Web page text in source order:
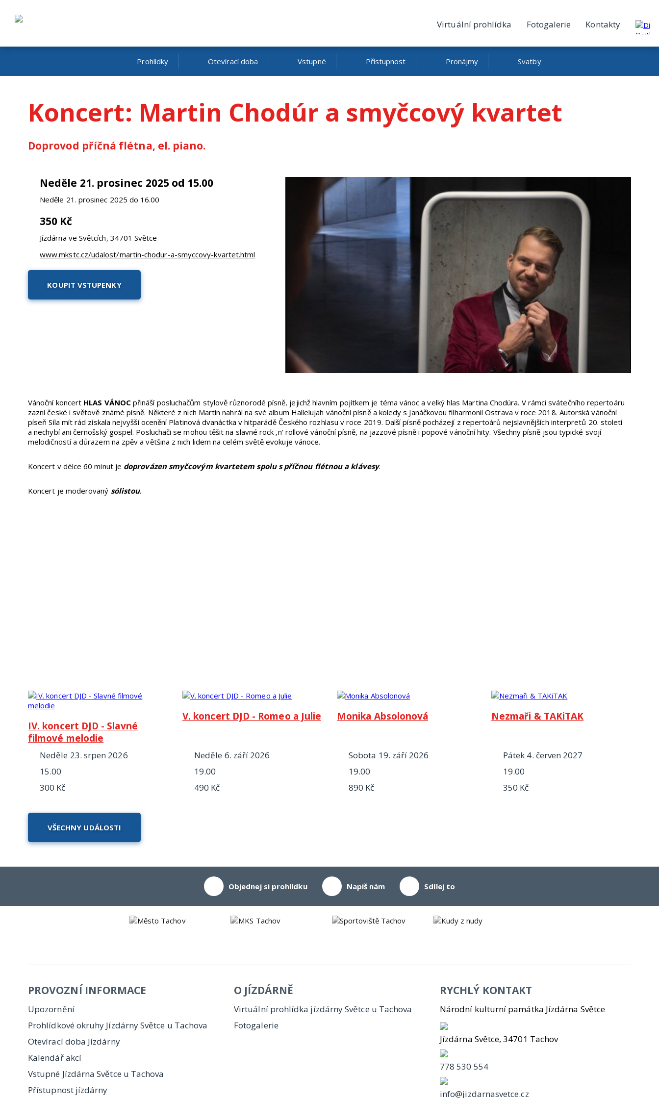
Virtuální prohlídka Fotogalerie Kontakty
Prohlídky Otevírací doba Vstupné Přístupnost Pronájmy Svatby
Koncert: Martin Chodúr a smyčcový kvartet
Doprovod příčná flétna, el. piano.
neděle 21. prosinec 2025 od 15.00
neděle 21. prosinec 2025 do 16.00
350 Kč
Jízdárna ve Světcích, 34701Světce
www.mkstc.cz/udalost/martin-chodur-a-smyccovy-kvartet.html
KOUPIT VSTUPENKY
Vánoční koncert HLAS VÁNOCpřináší posluchačům stylově různorodé písně, jejichž hlavním pojítkem je téma vánoc a velký hlas Martina Chodúra. V rámci svátečního repertoáru
zazní české i světově známé písně. Některé z nich Martin nahrál na své album Hallelujah vánoční písně a koledy s Janáčkovou filharmonií Ostrava v roce 2018. Autorská vánoční
píseň Síla mít rád získala nejvyšší ocenění Platinová dvanáctka v hitparádě Českého rozhlasu v roce 2019. Další písně pocházejí z repertoárů nejslavnějších interpretů 20. století
a nechybí ani černošský gospel. Posluchači se mohou těšit na slavné rock ‚n‘ rollové vánoční písně, na jazzové písně i popové vánoční hity. Všechny písně jsou typické svojí
melodičností a důrazem na zpěv a většina z nich lidem na celém světě evokuje vánoce.
Koncert v délce 60 minut je doprovázen smyčcovým kvartetem spolu s příčnou flétnou a klávesy.
Koncert je moderovaný sólistou.
IV. koncert DJD - Slavné
filmové melodie
neděle 23. srpen 2026
15.00
300 Kč
V. koncert DJD - Romeo a Julie
neděle 6. září 2026
19.00
490 Kč
Monika Absolonová
sobota 19. září 2026
19.00
890 Kč
Nezmaři & TAKiTAK
pátek 4. červen 2027
19.00
350 Kč
VŠECHNY UDÁLOSTI
Objednej si prohlídku Napiš nám Sdílej to
PROVOZNÍ INFORMACE
Upozornění
Prohlídkové okruhy Jízdárny Světce u Tachova
Otevírací doba Jízdárny
Kalendář akcí
Vstupné Jízdárna Světce u Tachova
Přístupnost jízdárny
O JÍZDÁRNĚ
Virtuální prohlídka jízdárny Světce u Tachova
Fotogalerie
RYCHLÝ KONTAKT
Národní kulturní památka Jízdárna Světce
Jízdárna Světce, 34701 Tachov
778 530 554
info@jizdarnasvetce.cz